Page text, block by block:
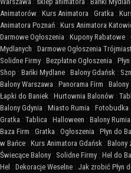
Animatorów : Kurs Animatora : Gratka :
Animatora Poznań : Kurs Animatora
Darmowe Ogłoszenia : Kupony Rabatowe :
Mydlanych : Darmowe Ogłoszenia
Solidne Firmy : Bezpłatne Ogłoszenia :
Shop : Bańki Mydlane : Balony Gdańsk :
Balony Warszawa : Panorama Firm : Balony
Łapki do Baniek : Hurtownia Balonów :
Balony Gdynia : Miasto Rumia : Fotobudka
Gratka : Tablica : Halloween : Balony Rumia
Baza Firm : Gratka : Ogłoszenia : Płyn do
w Bańce : Kurs Animatora Gdańsk : Balony
Świecące Balony : Solidne Firmy : Hel do
Hel : Dekoracje Weselne : Jak zrobić Płyn